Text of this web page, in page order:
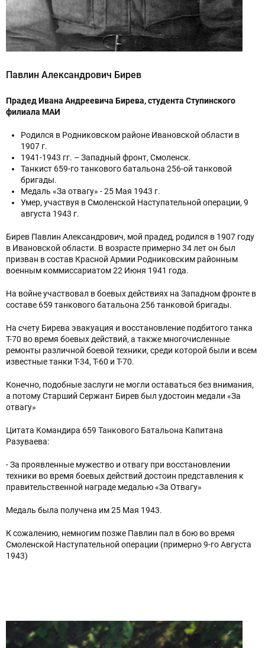
Павлин Александрович Бирев
Прадед Ивана Андреевича Бирева, студента Ступинского
филиала МАИ
Родился в Родниковском районе Ивановской области в
1907 г.
1941-1943 гг. – Западный фронт, Смоленск.
Танкист 659-го танкового батальона 256-ой танковой
бригады.
Медаль «За отвагу» - 25 Мая 1943 г.
Умер, участвуя в Смоленской Наступательной операции, 9
августа 1943 г.
Бирев Павлин Александрович, мой прадед, родился в 1907 году
в Ивановской области. В возрасте примерно 34 лет он был
призван в состав Красной Армии Родниковским районным
военным коммиссариатом 22 Июня 1941 года.
На войне участвовал в боевых действиях на Западном фронте в
составе 659 танкового батальона 256 танковой бригады.
На счету Бирева эвакуация и восстановление подбитого танка
Т-70 во время боевых действий, а также многочисленные
ремонты различной боевой техники, среди которой были и всем
известные танки Т-34, Т-60 и Т-70.
Конечно, подобные заслуги не могли оставаться без внимания,
а потому Старший Сержант Бирев был удостоин медали «За
отвагу»
Цитата Командира 659 Танкового Батальона Капитана
Разуваева:
- За проявленные мужество и отвагу при восстановлении
техники во время боевых действий достоин представления к
правительственной награде медалью «За Отвагу»
Медаль была получена им 25 Мая 1943.
К сожалению, немногим позже Павлин пал в бою во время
Смоленской Наступательной операции (примерно 9-го Августа
1943)